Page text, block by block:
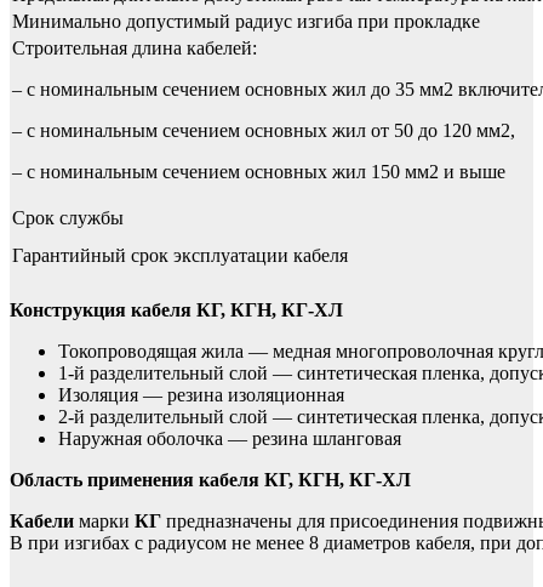
Минимально допустимый радиус изгиба при прокладке
Строительная длина кабелей:
– с номинальным сечением основных жил до 35 мм2
– с номинальным сечением основных жил от 50 до 120 мм2,
– с номинальным сечением основных жил 150 мм2 и выше
Срок службы
Гарантийный срок эксплуатации кабеля
Конструкция кабеля КГ, КГН, КГ-ХЛ
Токопроводящая жила — медная многопроволочная
1-й разделительный слой — синтетическая пленка,
Изоляция — резина изоляционная
2-й разделительный слой — синтетическая пленка,
Наружная оболочка — резина шланговая
Область применения кабеля КГ, КГН, КГ-ХЛ
Кабели марки КГ предназначены для присоединения
В при изгибах с радиусом не менее 8 диаметров кабеля, при